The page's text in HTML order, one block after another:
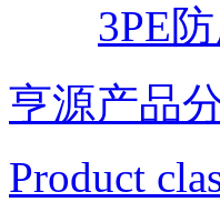
3PE
亨源产品
Product